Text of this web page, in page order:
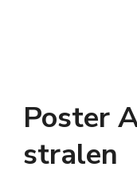
Poster
stralen